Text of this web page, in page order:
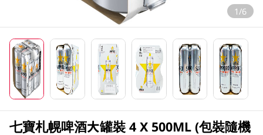
1/6
七寶札幌啤酒大罐裝 4 X 500ML (包裝隨機